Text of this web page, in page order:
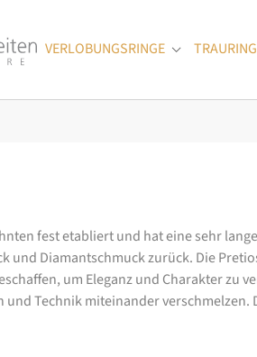
VERLOBUNGSRINGE
Submenu
fest etabliert und hat eine sehr
und Diamantschmuck zurück. Die
um Eleganz und Charakter zu
und Technik miteinander